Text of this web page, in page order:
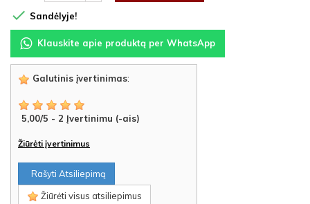
 Sandėlyje!
Klauskite apie produktą per WhatsApp
Galutinis įvertinimas:
5,00/5 - 2 Įvertinimu (-ais)
Žiūrėti įvertinimus
Rašyti Atsiliepimą
Žiūrėti visus atsiliepimus